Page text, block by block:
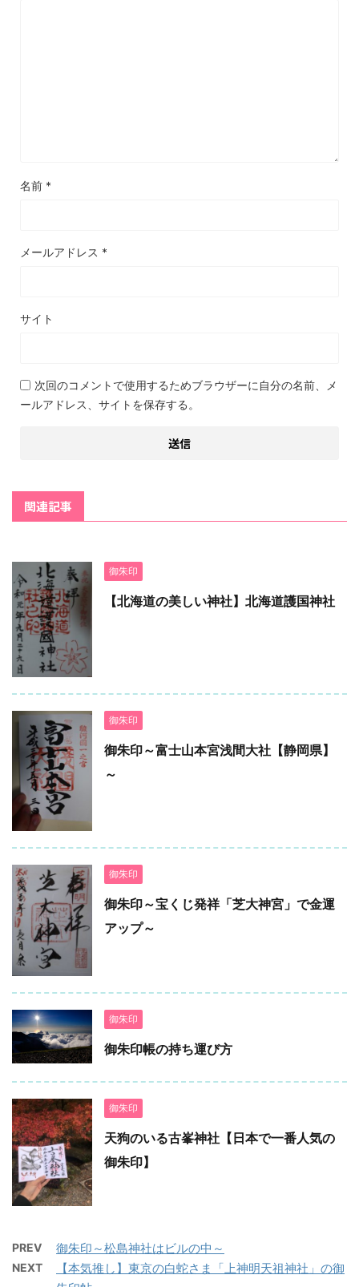
名前 *
メールアドレス *
サイト
次回のコメントで使用するためブラウザーに自分の名前、メ
ールアドレス、サイトを保存する。
関連記事
御朱印
【北海道の美しい神社】北海道護国神社
御朱印
御朱印～富士山本宮浅間大社【静岡県】
～
御朱印
御朱印～宝くじ発祥「芝大神宮」で金運
アップ～
御朱印
御朱印帳の持ち運び方
御朱印
天狗のいる古峯神社【日本で一番人気の
御朱印】
PREV 御朱印～松島神社はビルの中～
NEXT
【本気推し】東京の白蛇さま「上神明天祖神社」の御